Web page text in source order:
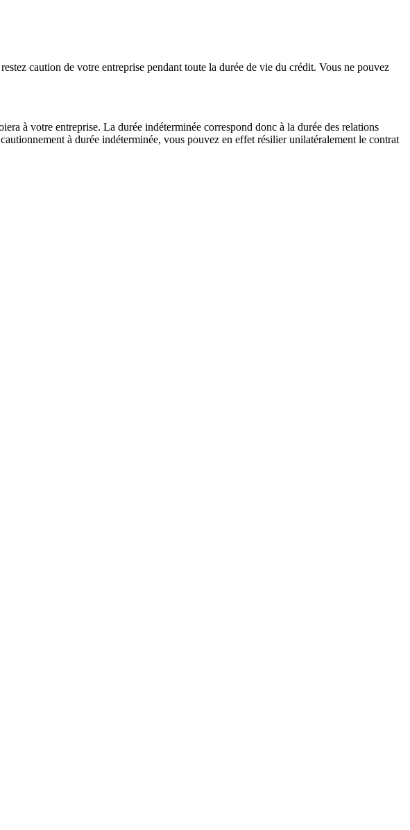
caution de votre entreprise pendant toute la durée de vie du crédit. Vous ne pouvez
à votre entreprise. La durée indéterminée correspond donc à la durée des relations
à durée indéterminée, vous pouvez en effet résilier unilatéralement le contrat